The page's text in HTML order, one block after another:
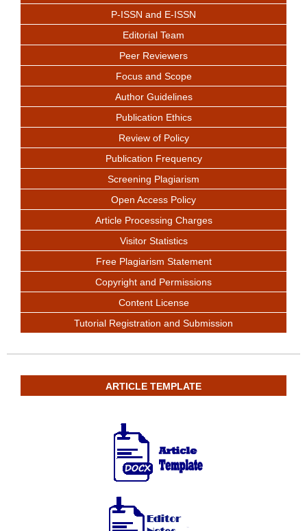
P-ISSN and E-ISSN
Editorial Team
Peer Reviewers
Focus and Scope
Author Guidelines
Publication Ethics
Review of Policy
Publication Frequency
Screening Plagiarism
Open Access Policy
Article Processing Charges
Visitor Statistics
Free Plagiarism Statement
Copyright and Permissions
Content License
Tutorial Registration and Submission
ARTICLE TEMPLATE